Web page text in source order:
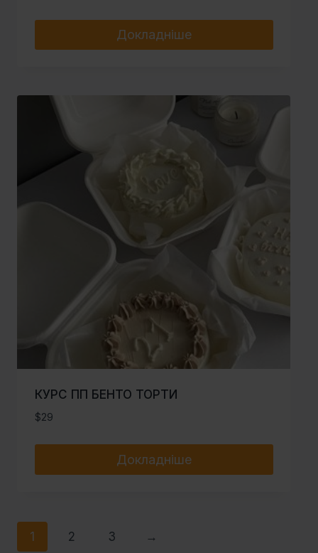
Докладніше
КУРС ПП БЕНТО ТОРТИ
$29
Докладніше
1 2 3 →